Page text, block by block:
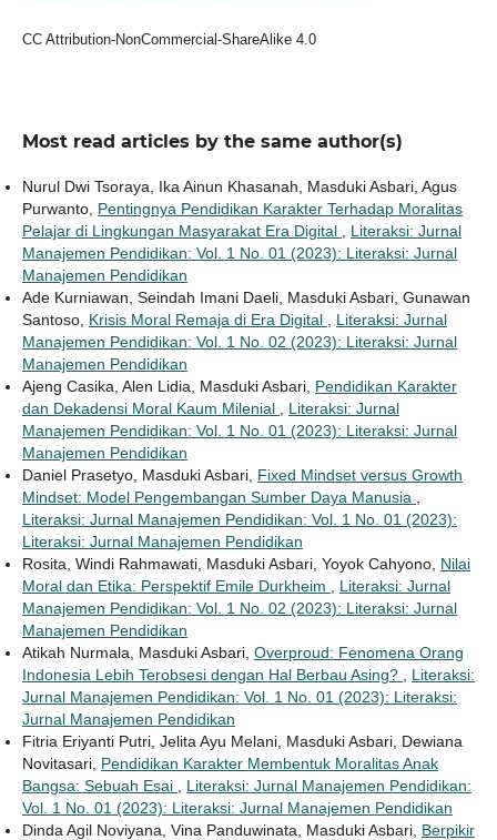
CC Attribution-NonCommercial-ShareAlike 4.0
Most read articles by the same author(s)
Nurul Dwi Tsoraya, Ika Ainun Khasanah, Masduki Asbari, Agus
Purwanto, Pentingnya Pendidikan Karakter Terhadap Moralitas
Pelajar di Lingkungan Masyarakat Era Digital
Literaksi: Jurnal
Manajemen Pendidikan: Vol. 1 No. 01 (2023): Literaksi: Jurnal
Manajemen Pendidikan
Ade Kurniawan, Seindah Imani Daeli, Masduki Asbari, Gunawan
Santoso, Krisis Moral Remaja di Era Digital
Literaksi: Jurnal
Manajemen Pendidikan: Vol. 1 No. 02 (2023): Literaksi: Jurnal
Manajemen Pendidikan
Ajeng Casika, Alen Lidia, Masduki Asbari, Pendidikan Karakter
dan Dekadensi Moral Kaum Milenial
Literaksi: Jurnal
Manajemen Pendidikan: Vol. 1 No. 01 (2023): Literaksi: Jurnal
Manajemen Pendidikan
Daniel Prasetyo, Masduki Asbari, Fixed Mindset versus Growth
Mindset: Model Pengembangan Sumber Daya Manusia
Literaksi: Jurnal Manajemen Pendidikan: Vol. 1 No. 01 (2023):
Literaksi: Jurnal Manajemen Pendidikan
Rosita, Windi Rahmawati, Masduki Asbari, Yoyok Cahyono, Nilai
Moral dan Etika: Perspektif Emile Durkheim
Literaksi: Jurnal
Manajemen Pendidikan: Vol. 1 No. 02 (2023): Literaksi: Jurnal
Manajemen Pendidikan
Atikah Nurmala, Masduki Asbari, Overproud: Fenomena Orang
Indonesia Lebih Terobsesi dengan Hal Berbau Asing?
Literaksi:
Jurnal Manajemen Pendidikan: Vol. 1 No. 01 (2023): Literaksi:
Jurnal Manajemen Pendidikan
Fitria Eriyanti Putri, Jelita Ayu Melani, Masduki Asbari, Dewiana
Novitasari, Pendidikan Karakter Membentuk Moralitas Anak
Bangsa: Sebuah Esai
Literaksi: Jurnal Manajemen Pendidikan:
Vol. 1 No. 01 (2023): Literaksi: Jurnal Manajemen Pendidikan
Dinda Agil Noviyana, Vina Panduwinata, Masduki Asbari, Berpikir